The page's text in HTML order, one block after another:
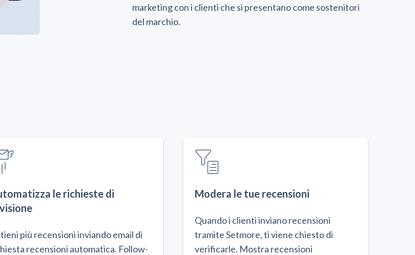
marketing con i clienti che si presentano come sostenitori
del marchio.
le richieste di
più recensioni inviando email di
recensioni automatica. Follow-
Modera le tue recensioni
Quando i clienti inviano recensioni
tramite Setmore, ti viene chiesto di
verificarle. Mostra recensioni